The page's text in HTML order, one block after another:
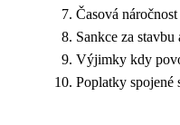
Časová
Sankce za
Výjimky kdy
Poplatky spojené